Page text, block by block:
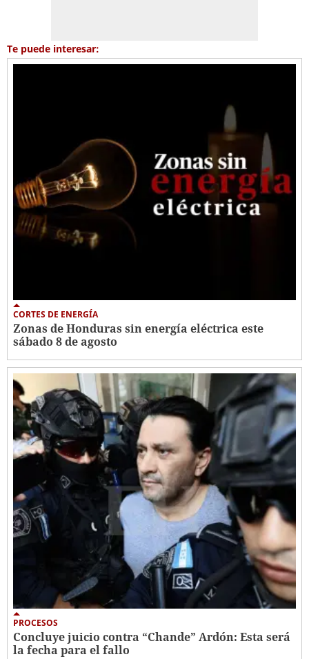
Te puede interesar:
CORTES DE ENERGÍA
Zonas de Honduras sin energía eléctrica este
sábado 8 de agosto
PROCESOS
Concluye juicio contra “Chande” Ardón: Esta será
la fecha para el fallo